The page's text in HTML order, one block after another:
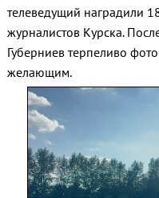
телеведущий наградили
журналистов Курска.
Губерниев терпеливо
желающим.